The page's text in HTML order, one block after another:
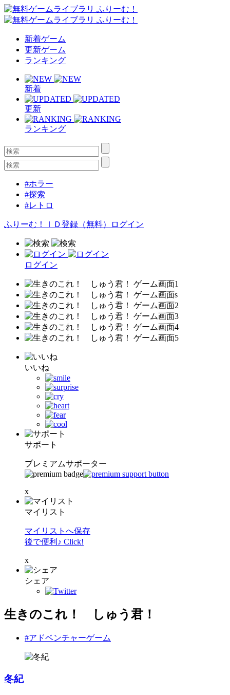
新着ゲーム
更新ゲーム
ランキング
新着
更新
ランキング
#ホラー
#探索
#レトロ
ふりーむ！ＩＤ登録（無料） ログイン
ログイン
いいね
サポート
プレミアムサポーター
x
マイリスト
マイリストへ保存
後で便利♪ Click!
x
シェア
生きのこれ！ しゅう君！
#アドベンチャーゲーム
冬紀